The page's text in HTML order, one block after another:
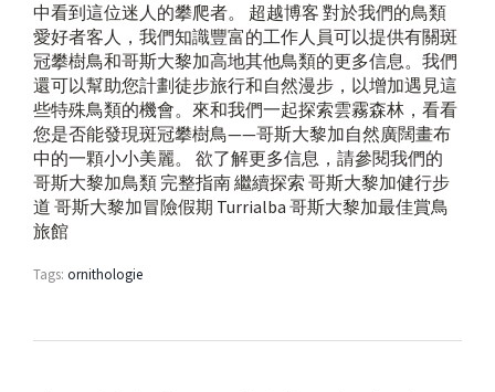
中看到這位迷人的攀爬者。 超越博客 對於我們的鳥類
愛好者客人，我們知識豐富的工作人員可以提供有關斑
冠攀樹鳥和哥斯大黎加高地其他鳥類的更多信息。我們
還可以幫助您計劃徒步旅行和自然漫步，以增加遇見這
些特殊鳥類的機會。來和我們一起探索雲霧森林，看看
您是否能發現斑冠攀樹鳥——哥斯大黎加自然廣闊畫布
中的一顆小小美麗。 欲了解更多信息，請參閱我們的
哥斯大黎加鳥類 完整指南 繼續探索 哥斯大黎加健行步
道 哥斯大黎加冒險假期 Turrialba 哥斯大黎加最佳賞鳥
旅館
Tags: ornithologie